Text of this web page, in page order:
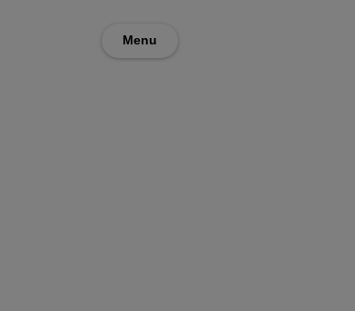
Menu